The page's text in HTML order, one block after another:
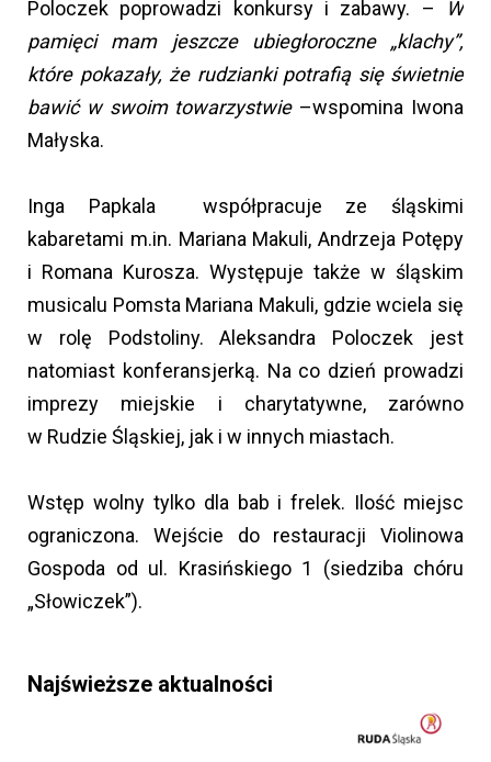
Poloczek poprowadzi konkursy i zabawy. –
W
pamięci mam jeszcze ubiegłoroczne „klachy”,
które pokazały, że rudzianki potrafią się świetnie
bawić w swoim towarzystwie–wspomina Iwona
Małyska.
Inga Papkala współpracuje ze śląskimi
kabaretami m.in. Mariana Makuli, Andrzeja Potępy
i Romana Kurosza. Występuje także w śląskim
musicalu Pomsta Mariana Makuli, gdzie wciela się
w rolę Podstoliny. Aleksandra Poloczek jest
natomiast konferansjerką. Na co dzień prowadzi
imprezy miejskie i charytatywne, zarówno
w Rudzie Śląskiej, jak i w innych miastach.
Wstęp wolny tylko dla bab i frelek. Ilość miejsc
ograniczona. Wejście do restauracji Violinowa
Gospoda od ul. Krasińskiego 1 (siedziba chóru
„Słowiczek”).
Najświeższe aktualności